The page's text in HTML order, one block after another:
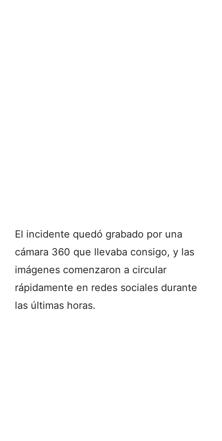
El incidente quedó grabado por una
cámara 360 que llevaba consigo, y las
imágenes comenzaron a circular
rápidamente en redes sociales durante
las últimas horas.